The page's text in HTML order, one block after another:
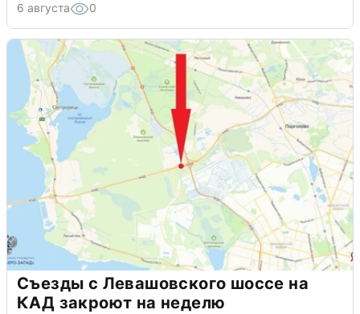
6 августа 0
Съезды с Левашовского шоссе на
КАД закроют на неделю